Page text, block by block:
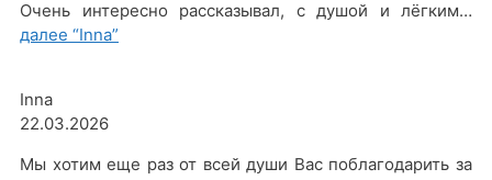
Очень интересно рассказывал, с душой и лёгким…
далее “Inna”
Inna
22.03.2026
Мы хотим еще раз от всей души Вас поблагодарить за